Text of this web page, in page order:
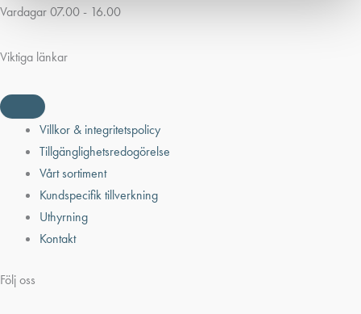
Vardagar 07.00 - 16.00
Viktiga länkar
Villkor & integritetspolicy
Tillgänglighetsredogörelse
Vårt sortiment
Kundspecifik tillverkning
Uthyrning
Kontakt
Följ oss